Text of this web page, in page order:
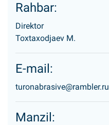
Rahbar:
Direktor
Toxtaxodjaev M.
E-mail:
turonabrasive@rambler.ru
Manzil: